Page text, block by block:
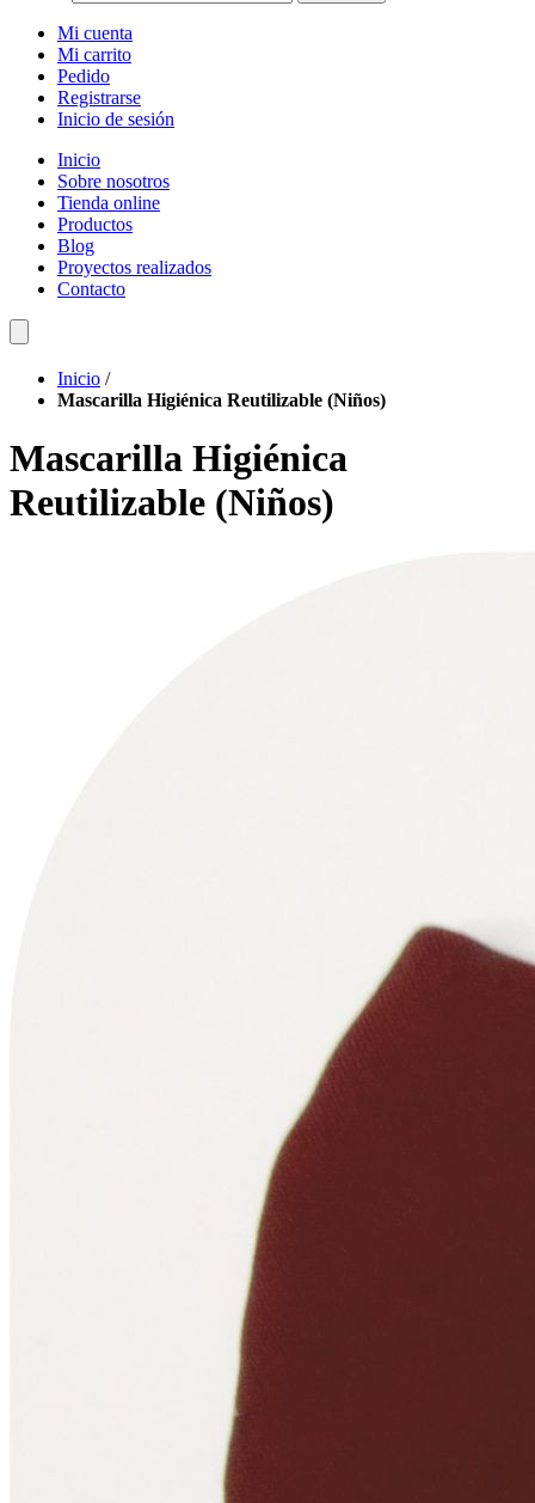
Mi cuenta
Mi carrito
Pedido
Registrarse
Inicio de sesión
Inicio
Sobre nosotros
Tienda online
Productos
Blog
Proyectos realizados
Contacto
Inicio /
Mascarilla Higiénica Reutilizable (Niños)
Mascarilla Higiénica
Reutilizable (Niños)